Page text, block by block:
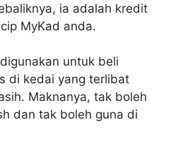
ia adalah kredit
MyKad anda.
untuk beli
di kedai yang terlibat
Maknanya, tak boleh
dan tak boleh guna di